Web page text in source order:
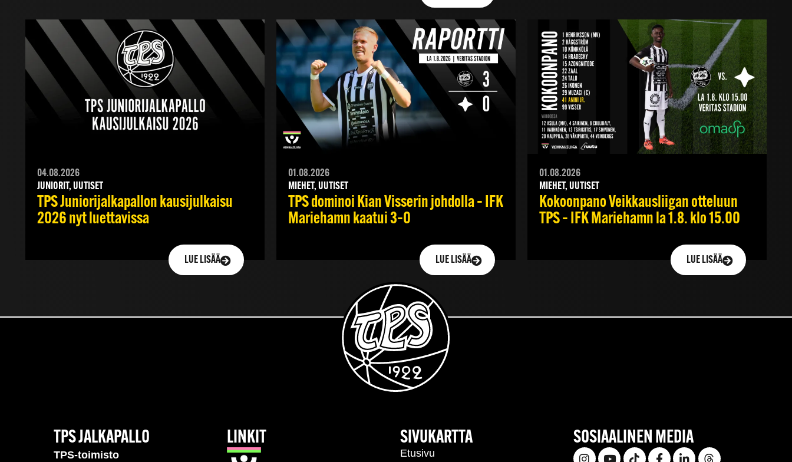
04.08.2026
JUNIORIT, UUTISET
TPS Juniorijalkapallon kausijulkaisu
2026 nyt luettavissa
LUE LISÄÄ
01.08.2026
MIEHET, UUTISET
TPS dominoi Kian Visserin johdolla – IFK
Mariehamn kaatui 3–0
LUE LISÄÄ
01.08.2026
MIEHET, UUTISET
Kokoonpano Veikkausliigan otteluun
TPS – IFK Mariehamn la 1.8. klo 15.00
LUE LISÄÄ
TPS JALKAPALLO
TPS-toimisto
LINKIT SIVUKARTTA
Etusivu
SOSIAALINEN MEDIA